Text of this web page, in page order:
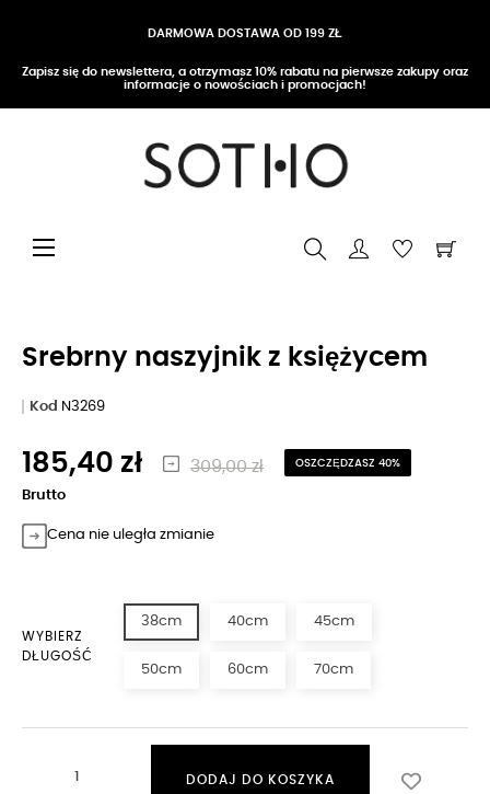
DARMOWA DOSTAWA OD 199 ZŁ
Zapisz się do newslettera, a otrzymasz 10% rabatu na pierwsze zakupy oraz
informacje o nowościach i promocjach!
Przełącz nawigację
☰
Srebrny naszyjnik z księżycem
Kod N3269
185,40 zł 309,00 zł OSZCZĘDZASZ 40%
Brutto
Cena nie uległa zmianie
WYBIERZ
DŁUGOŚĆ
38cm 40cm 45cm
50cm 60cm 70cm
DODAJ DO KOSZYKA